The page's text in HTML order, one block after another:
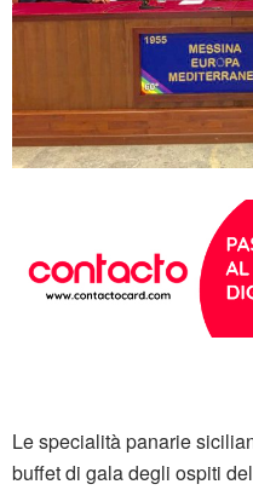
Le specialità panarie
buffet di gala degli ospiti